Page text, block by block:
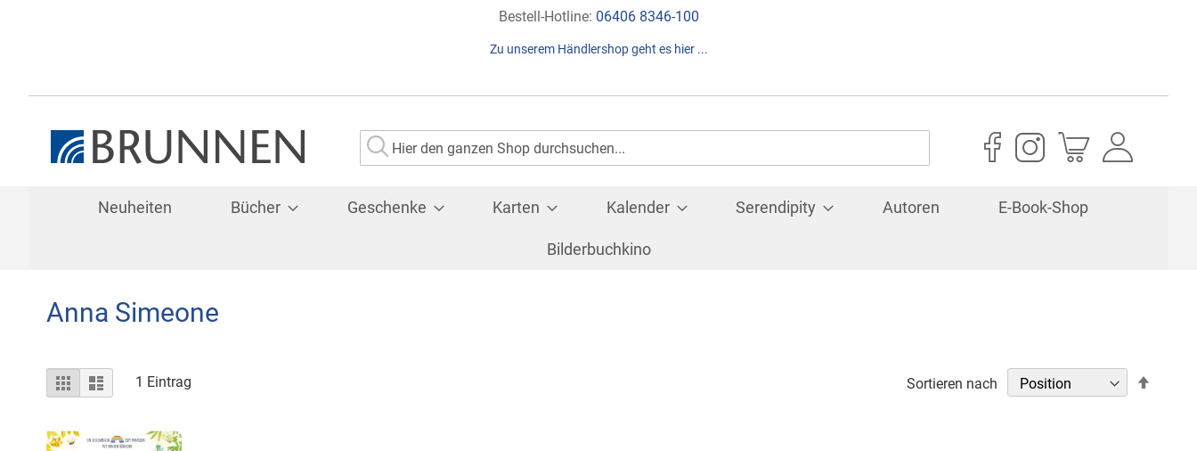
Direkt
Inhalt
Bestell-Hotline: 06406 8346-100
Zu unserem Händlershop geht es hier ...
Suche
Suche
Mein Warenkorb
Neuheiten Bücher Geschenke Karten Kalender Serendipity Autoren E-Book-Shop
Bilderbuchkino
Anna Simeone
Ansicht
als
RasterListe 1 Eintrag Sortieren nach